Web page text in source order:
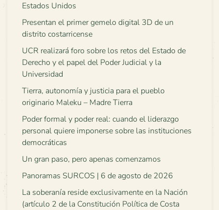
Estados Unidos
Presentan el primer gemelo digital 3D de un
distrito costarricense
UCR realizará foro sobre los retos del Estado de
Derecho y el papel del Poder Judicial y la
Universidad
Tierra, autonomía y justicia para el pueblo
originario Maleku – Madre Tierra
Poder formal y poder real: cuando el liderazgo
personal quiere imponerse sobre las instituciones
democráticas
Un gran paso, pero apenas comenzamos
Panoramas SURCOS | 6 de agosto de 2026
La soberanía reside exclusivamente en la Nación
(artículo 2 de la Constitución Política de Costa